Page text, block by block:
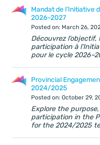
Mandat de l’Initiative
2026–2027
Posted on: March 26,
Découvrez
participation à
pour le cycle
Provincial
2024/2025
Posted on: October 29,
Explore the
participation in the
for the 2024/2025